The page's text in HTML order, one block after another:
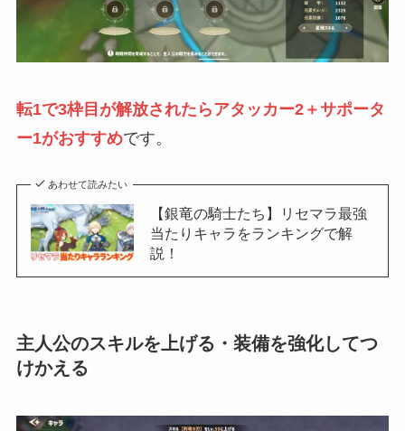
転1で3枠目が解放されたらアタッカー2＋サポータ
ー1がおすすめです。
あわせて読みたい
【銀竜の騎士たち】リセマラ最強
当たりキャラをランキングで解
説！
主人公のスキルを上げる・装備を強化してつ
けかえる